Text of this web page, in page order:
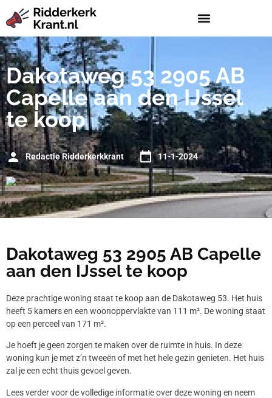
Dakotaweg 53 2905 AB
Capelle aan den IJssel
te koop
Redactie Ridderkerkkrant 11-1-2024
Dakotaweg 53 2905 AB Capelle
aan den IJssel te koop
Deze prachtige woning staat te koop aan de Dakotaweg 53. Het huis
heeft 5 kamers en een woonoppervlakte van 111 m². De woning staat
op een perceel van 171 m².
Je hoeft je geen zorgen te maken over de ruimte in huis. In deze
woning kun je met z’n tweeën of met het hele gezin genieten. Het huis
zal je een echt thuis gevoel geven.
Lees verder voor de volledige informatie over deze woning en neem